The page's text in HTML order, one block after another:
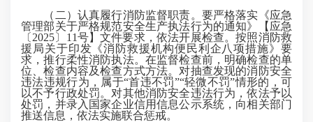
（二）认真履行消防监督职责。要严格落实《应急
管理部关于严格规范安全生产执法行为的通知》【应急
〔2025〕11号】文件要求，依法开展检查。按照消防救
援局关于印发《消防救援机构便民利企八项措施》要
求，推行柔性消防执法。在监督检查前，明确检查的单
位、检查内容及检查方式方法。对抽查发现的消防安全
违法违规行为，属于“首违不罚”“轻微不罚”情形的，可
以不予行政处罚。对其他消防安全违法行为，依法予以
处罚，并录入国家企业信用信息公示系统，向相关部门
推送信息，依法实施联合惩戒。